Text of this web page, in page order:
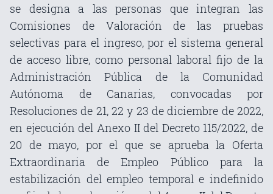
se designa a las personas que integran las
Comisiones de Valoración de las pruebas
selectivas para el ingreso, por el sistema general
de acceso libre, como personal laboral fijo de la
Administración Pública de la Comunidad
Autónoma de Canarias, convocadas por
Resoluciones de 21, 22 y 23 de diciembre de 2022,
en ejecución del Anexo II del Decreto 115/2022, de
20 de mayo, por el que se aprueba la Oferta
Extraordinaria de Empleo Público para la
estabilización del empleo temporal e indefinido